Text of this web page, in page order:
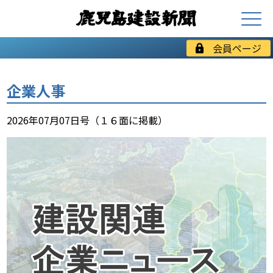
会員ページ
企業人事
2026年07月07日号（１６面に掲載）